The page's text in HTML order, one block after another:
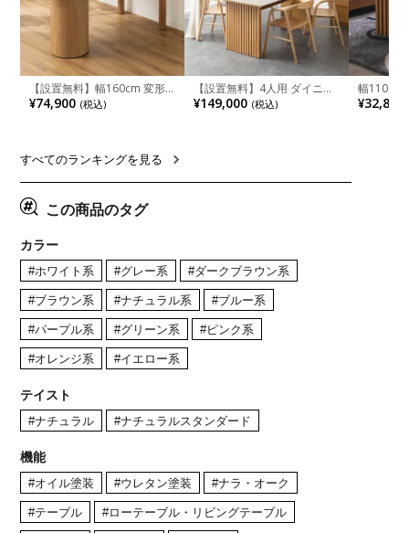
【設置無料】幅160cm 変形
半円 ダイニングテーブル モ
ルタル風 LENAS コンクリー
リア風 グレージュ
¥74,900 (税込)
【設置無料】4人用 ダイニン
グテーブルセット 5点 LUGA
セラミックテーブル おしゃれ
¥149,000 (税込)
幅110cm
木目調 リ
付き 長方
¥32,800
すべてのランキングを見る
この商品のタグ
カラー
#ホワイト系 #グレー系 #ダークブラウン系
#ブラウン系 #ナチュラル系 #ブルー系
#パープル系 #グリーン系 #ピンク系
#オレンジ系 #イエロー系
テイスト
#ナチュラル #ナチュラルスタンダード
機能
#オイル塗装 #ウレタン塗装 #ナラ・オーク
#テーブル #ローテーブル・リビングテーブル